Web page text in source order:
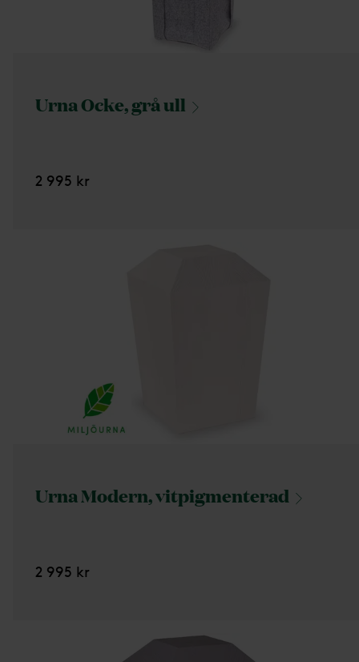
Urna Ocke, gråull
2 995 kr
Urna Modern,vitpigmenterad
2 995 kr